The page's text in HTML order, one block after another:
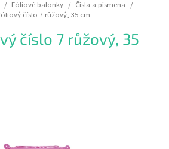
/ Fóliové balonky / Čísla a písmena /
číslo 7 růžový, 35 cm
číslo 7 růžový, 35